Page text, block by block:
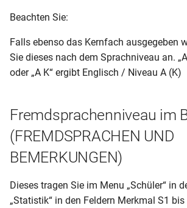
BER-GY
(abi_4_berechnungsbogen)
(09.12)
(abi_4_berechnungsbogen)
(10.16)
BER-GY-ABI (Schul Z 306)
BER-GY-ABI (Schul Z 306)
MVP-RS-AZ
MVP-RS-ÜZ
RLP-GS-HJZ_JZ (3. und 4.
Klassen-2 seitig dynamisch
RLP-GS-HJZ (3. und 4.
Klasse)
RLP-GS-HJZ (2. Klasse)
RLP-GS-AZ
Fachwahlkarte)
Schülerliste (Prüfungsfächer
Qualifikationskarte)
Betrieben)
Schülerliste (gruppiert nach
Berufen mit Wohnort)
Schülerliste (gruppiert nach
Berufen)
Klassenliste mit
Klassenliste mit
Klassenliste mit
ausgeschulten Schülern
(Schülersumme nach
Ausbildungsort)
Beachten Sie:
Falls ebenso das Kernfach ausgegeben
Sie dieses nach dem Sprachniveau an.
oder „A K“ ergibt Englisch / Niveau A (K)
Fremdsprachenniveau im
(FREMDSPRACHEN UND
BEMERKUNGEN)
Dieses tragen Sie im Menu „Schüler“ in
„Statistik“ in den Feldern Merkmal S1